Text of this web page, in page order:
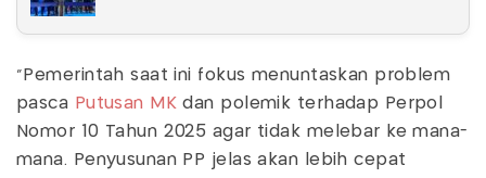
“Pemerintah saat ini fokus menuntaskan problem
pasca Putusan MK dan polemik terhadap Perpol
Nomor 10 Tahun 2025 agar tidak melebar ke mana-
mana. Penyusunan PP jelas akan lebih cepat